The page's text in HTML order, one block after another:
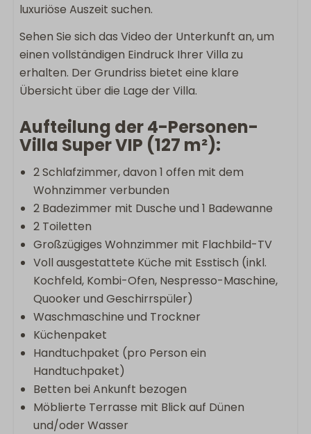
luxuriöse Auszeit suchen.
Sehen Sie sich das Video der Unterkunft an, um
einen vollständigen Eindruck Ihrer Villa zu
erhalten. Der Grundriss bietet eine klare
Übersicht über die Lage der Villa.
Aufteilung der 4-Personen-
Villa Super VIP (127 m²):
2 Schlafzimmer, davon 1 offen mit dem
Wohnzimmer verbunden
2 Badezimmer mit Dusche und 1 Badewanne
2 Toiletten
Großzügiges Wohnzimmer mit Flachbild-TV
Voll ausgestattete Küche mit Esstisch (inkl.
Kochfeld, Kombi-Ofen, Nespresso-Maschine,
Quooker und Geschirrspüler)
Waschmaschine und Trockner
Küchenpaket
Handtuchpaket (pro Person ein
Handtuchpaket)
Betten bei Ankunft bezogen
Möblierte Terrasse mit Blick auf Dünen
und/oder Wasser